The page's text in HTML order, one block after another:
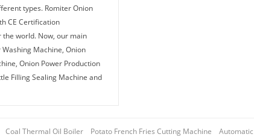
types. Romiter Onion
CE Certification
the world. Now, our main
Machine, Onion
Onion Power Production
Filling Sealing Machine and
Coal Thermal Oil Boiler Potato French Fries Cutting Machine